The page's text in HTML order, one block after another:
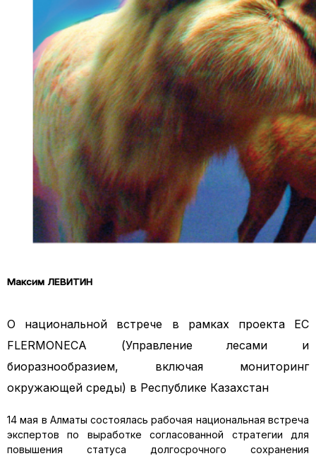
Максим ЛЕВИТИН
О национальной встрече в рамках проекта ЕС
FLERMONECA (Управление лесами и
биоразнообразием, включая мониторинг
окружающей среды) в Республике Казахстан
14 мая в Алматы состоялась рабочая национальная встреча
экспертов по выработке согласованной стратегии для
повышения статуса долгосрочного сохранения